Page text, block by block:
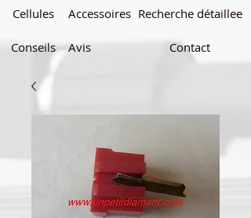
Cellules
Conseils
Accessoires
Avis
Recherche détaillee
Contact